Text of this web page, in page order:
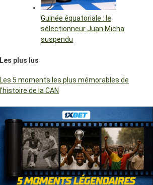
Guinée équatoriale : le
sélectionneur Juan Micha
suspendu
Les plus lus
Les 5 moments les plus mémorables de
l’histoire de la CAN